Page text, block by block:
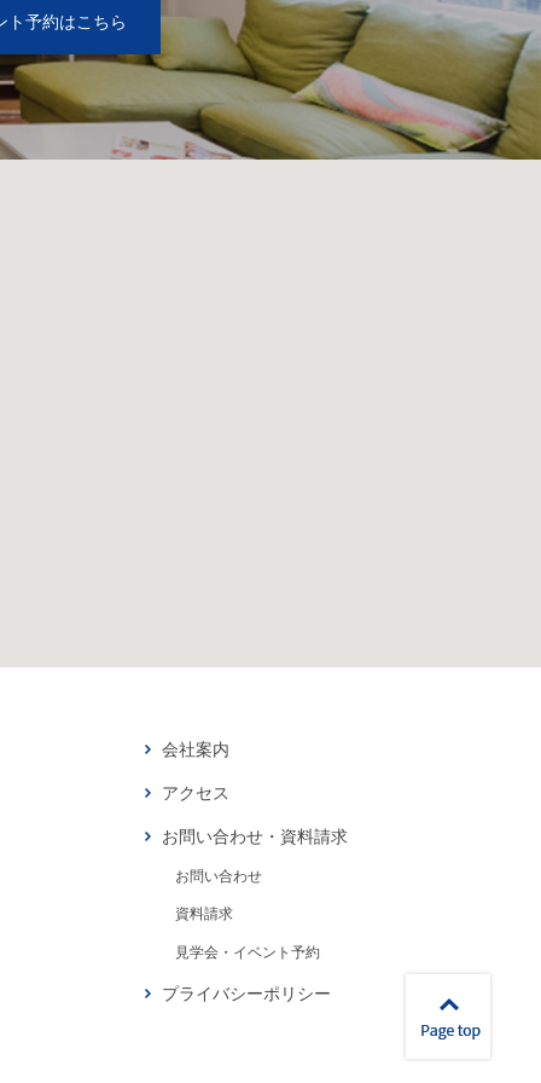
ト予約はこちら
会社案内
アクセス
お問い合わせ・資料請求
お問い合わせ
資料請求
見学会・イベント予約
プライバシーポリシー